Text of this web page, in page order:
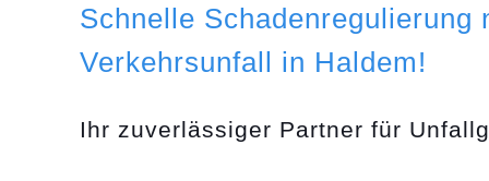
Schnelle Schadenregulierung
Verkehrsunfall in Haldem!
Ihr zuverlässiger Partner für